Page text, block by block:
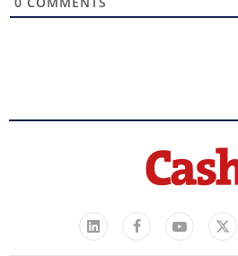
LinkedIn
FacebookYouTube
X